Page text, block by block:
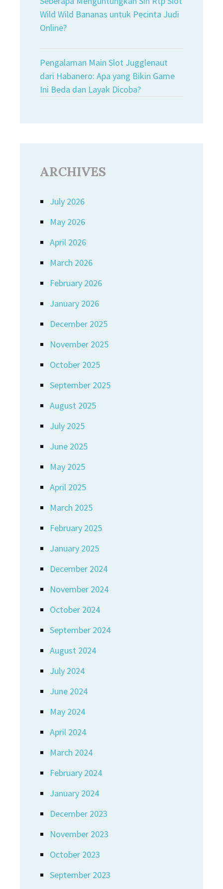
Wild Wild Bananas untuk Pecinta Judi
Online?
Pengalaman Main Slot Jugglenaut
dari Habanero: Apa yang Bikin Game
Ini Beda dan Layak Dicoba?
ARCHIVES
July 2026
May 2026
April 2026
March 2026
February 2026
January 2026
December 2025
November 2025
October 2025
September 2025
August 2025
July 2025
June 2025
May 2025
April 2025
March 2025
February 2025
January 2025
December 2024
November 2024
October 2024
September 2024
August 2024
July 2024
June 2024
May 2024
April 2024
March 2024
February 2024
January 2024
December 2023
November 2023
October 2023
September 2023